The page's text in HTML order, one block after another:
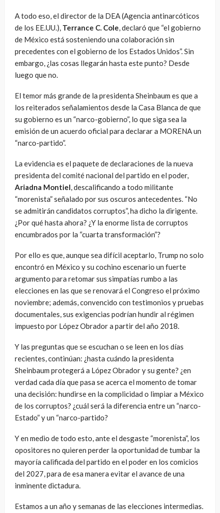
A todo eso, el director de la DEA (Agencia antinarcóticos
de los EE.UU.), Terrance C. Cole, declaró que “el gobierno
de México está sosteniendo una colaboración sin
precedentes con el gobierno de los Estados Unidos”. Sin
embargo, ¿las cosas llegarán hasta este punto? Desde
luego que no.
El temor más grande de la presidenta Sheinbaum es que a
los reiterados señalamientos desde la Casa Blanca de que
su gobierno es un “narco-gobierno”, lo que siga sea la
emisión de un acuerdo oficial para declarar a MORENA un
“narco-partido”.
La evidencia es el paquete de declaraciones de la nueva
presidenta del comité nacional del partido en el poder,
Ariadna Montiel, descalificando a todo militante
“morenista” señalado por sus oscuros antecedentes. “No
se admitirán candidatos corruptos”, ha dicho la dirigente.
¿Por qué hasta ahora? ¿Y la enorme lista de corruptos
encumbrados por la “cuarta transformación”?
Por ello es que, aunque sea difícil aceptarlo, Trump no solo
encontró en México y su cochino escenario un fuerte
argumento para retomar sus simpatías rumbo a las
elecciones en las que se renovará el Congreso el próximo
noviembre; además, convencido con testimonios y pruebas
documentales, sus exigencias podrían hundir al régimen
impuesto por López Obrador a partir del año 2018.
Y las preguntas que se escuchan o se leen en los días
recientes, continúan: ¿hasta cuándo la presidenta
Sheinbaum protegerá a López Obrador y su gente? ¿en
verdad cada día que pasa se acerca el momento de tomar
una decisión: hundirse en la complicidad o limpiar a México
de los corruptos? ¿cuál será la diferencia entre un “narco-
Estado” y un “narco-partido?
Y en medio de todo esto, ante el desgaste “morenista”, los
opositores no quieren perder la oportunidad de tumbar la
mayoría calificada del partido en el poder en los comicios
del 2027, para de esa manera evitar el avance de una
inminente dictadura.
Estamos a un año y semanas de las elecciones intermedias.